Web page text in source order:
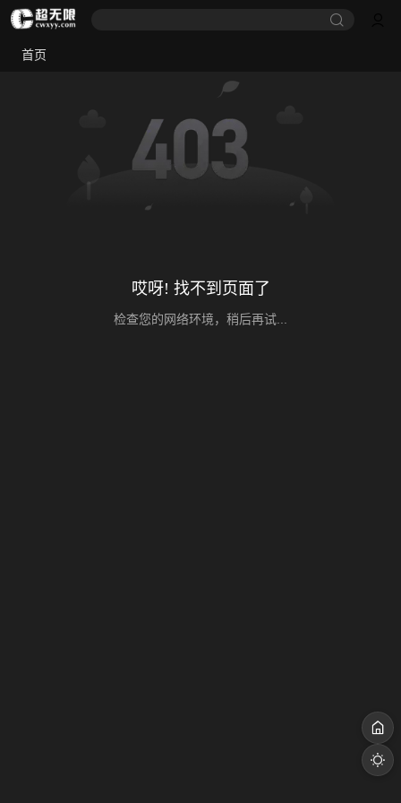
首页
哎呀! 找不到页面了
检查您的网络环境，稍后再试...